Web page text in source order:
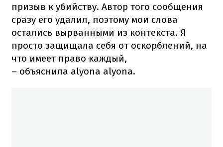
призыв к убийству. Автор того сообщения
сразу его удалил, поэтому мои слова
остались вырванными из контекста. Я
просто защищала себя от оскорблений, на
что имеет право каждый,
– объяснила alyona alyona.